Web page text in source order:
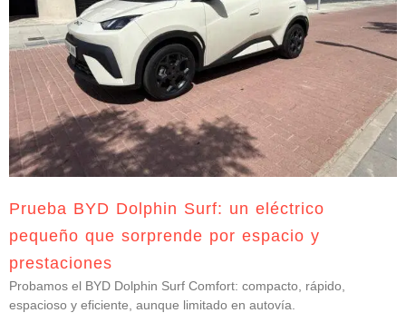
Prueba BYD Dolphin Surf: un eléctrico
pequeño que sorprende por espacio y
prestaciones
Probamos el BYD Dolphin Surf Comfort: compacto, rápido,
espacioso y eficiente, aunque limitado en autovía.